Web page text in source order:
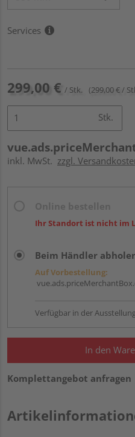
Services
299,00 € / Stk. (299,00 € /
Stk.
inkl. MwSt. zzgl.
Ihr Standort ist nicht im
Beim Händler
Auf Vorbestellung:
Verfügbar in der
In den
Komplettangebot anfragen